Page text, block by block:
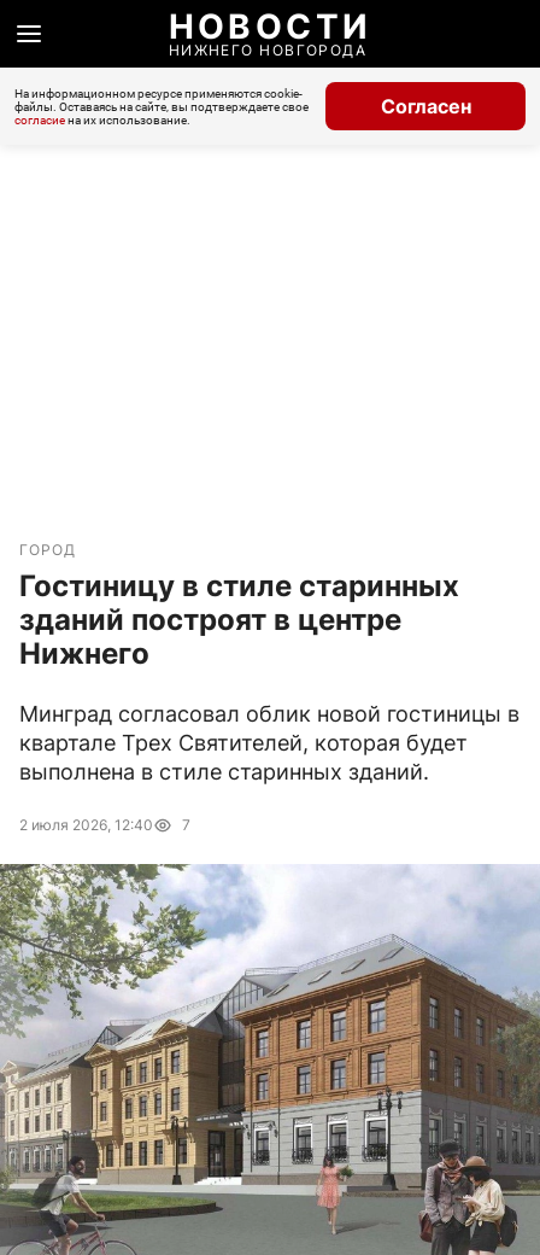
НОВОСТИ
НИЖНЕГО НОВГОРОДА
На информационном ресурсе применяются cookie-
файлы. Оставаясь на сайте, вы подтверждаете свое
согласиена их использование.
Согласен
ГОРОД
Гостиницу в стиле старинных
зданий построят в центре
Нижнего
Минград согласовал облик новой гостиницы в
квартале Трех Святителей, которая будет
выполнена в стиле старинных зданий.
2 июля 2026, 12:40 7